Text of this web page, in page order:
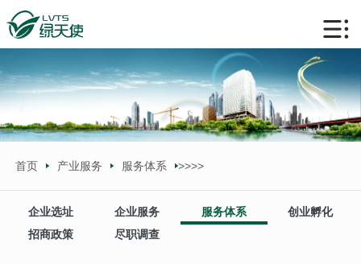
企业选址 企业服务 服务体系
创业孵化
招商政策
尽职调查
首页 >>
产业服务 >>
服务体系